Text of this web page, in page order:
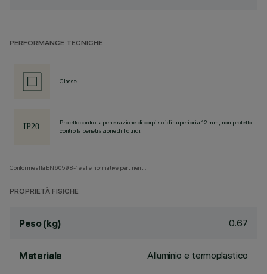
PERFORMANCE TECNICHE
Classe II
Protetto contro la penetrazione di corpi solidi superiori a 12 mm, non protetto
contro la penetrazione di liquidi.
Conforme alla EN60598-1 e alle normative pertinenti.
PROPRIETÀ FISICHE
Peso (kg) 0.67
Materiale Alluminio e termoplastico